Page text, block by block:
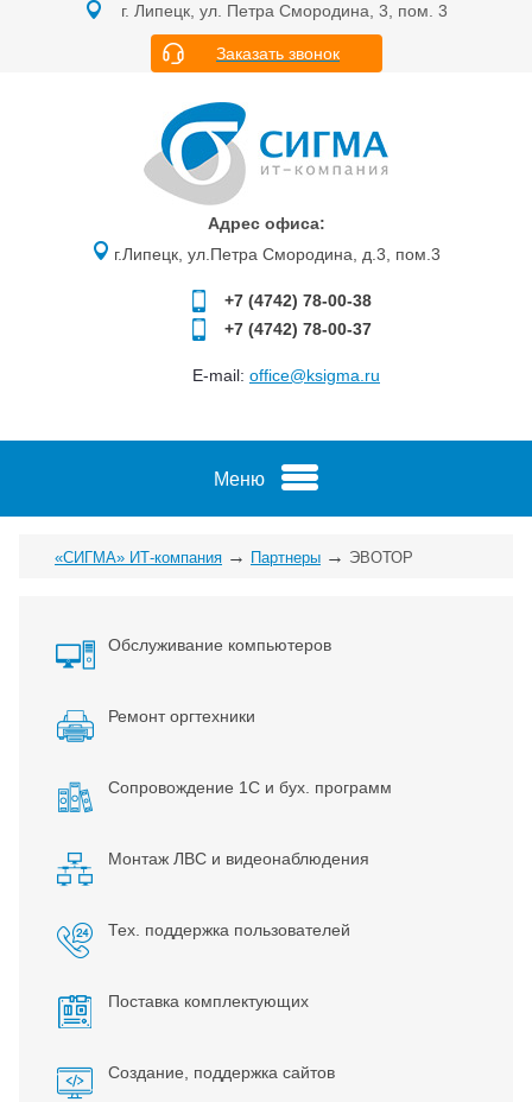
г. Липецк, ул. Петра Смородина, 3, пом. 3
Заказать звонок
Адрес офиса:
г.Липецк, ул.Петра Смородина, д.3, пом.3
+7 (4742) 78-00-38
+7 (4742) 78-00-37
E-mail: office@ksigma.ru
Меню
«СИГМА» ИТ-компания → Партнеры → ЭВОТОР
Обслуживание компьютеров
Ремонт оргтехники
Сопровождение 1С и бух. программ
Монтаж ЛВС и видеонаблюдения
Тех. поддержка пользователей
Поставка комплектующих
Создание, поддержка сайтов